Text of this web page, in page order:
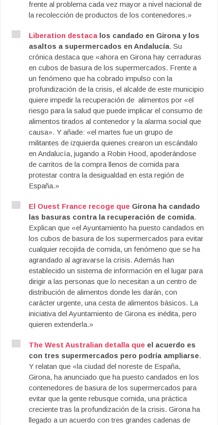
frente al problema cada vez mayor a nivel nacional de
la recolección de productos de los contenedores.»
Liberation destaca los candado en Girona y los
asaltos a supermercados en Andalucía. Su
crónica destaca que «ahora en Girona hay cerraduras
en cubos de basura de los supermercados. Frente a
un fenómeno que ha cobrado impulso con la
profundización de la crisis, el alcalde de este municipio
quiere impedir la recuperación de alimentos por «el
riesgo para la salud que puede implicar el consumo de
alimentos tirados al contenedor y la alarma social que
causa». Y añade: «el martes fue un grupo de
militantes de izquierda quienes crearon un escándalo
en Andalucía, jugando a Robin Hood, apoderándose
de carritos de la compra llenos de comida para
protestar contra la desigualdad en esta región de
España.»
El Ouest France recoge que Girona ha candado
las basuras contra la recuperación de comida.
Explican que «el Ayuntamiento ha puesto candados en
los cubos de basura de los supermercados para evitar
cualquier recojida de comida, un fenómeno que se ha
agrandado al agravarse la crisis. Además han
establecido un sistema de información en el lugar para
dirigir a las personas que lo necesitan a un centro de
distribución de alimentos donde les darán, con
carácter urgente, una cesta de alimentos básicos. La
iniciativa del Ayuntamiento de Girona es inédita, pero
quieren extenderla.»
The West Australian detalla que el acuerdo es
con tres supermercados pero podría ampliarse.
Y relatan que «la ciudad del noreste de España,
Girona, ha anunciado que ha puesto candados en los
contenedores de basura de los supermercados para
evitar que la gente rebusque comida, una práctica
creciente tras la profundización de la crisis. Girona ha
llegado a un acuerdo con tres grandes cadenas de